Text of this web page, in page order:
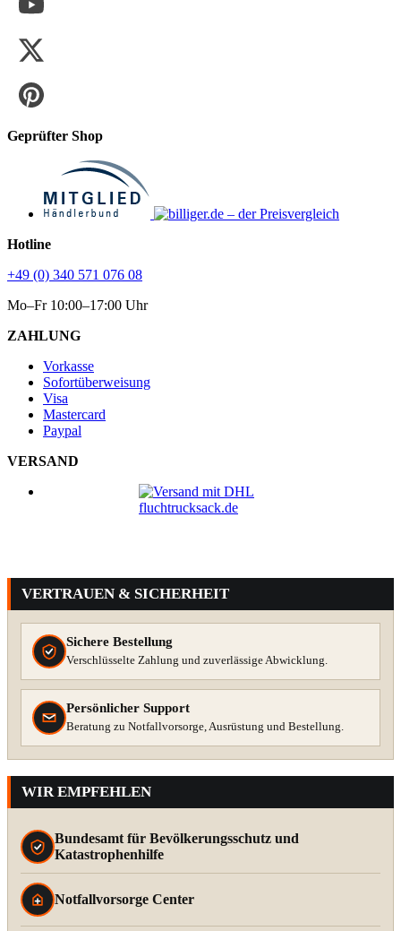
Geprüfter Shop
Hotline
+49 (0) 340 571 076 08
Mo–Fr 10:00–17:00 Uhr
ZAHLUNG
Vorkasse
Sofortüberweisung
Visa
Mastercard
Paypal
VERSAND
VERTRAUEN & SICHERHEIT
Sichere Bestellung
Verschlüsselte Zahlung und zuverlässige Abwicklung.
Persönlicher Support
Beratung zu Notfallvorsorge, Ausrüstung und Bestellung.
WIR EMPFEHLEN
Bundesamt für Bevölkerungsschutz und
Katastrophenhilfe
Notfallvorsorge Center